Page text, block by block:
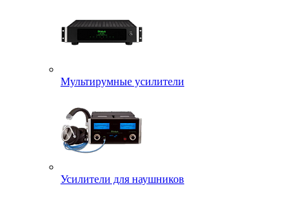
Мультирумные усилители
Усилители для наушников